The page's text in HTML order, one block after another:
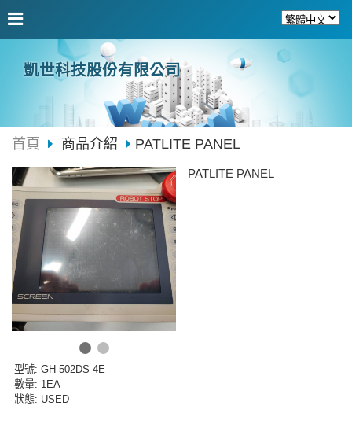
凱世科技股份有限公司
首頁 商品介紹 PATLITE PANEL
PATLITE PANEL
型號: GH-502DS-4E
數量: 1EA
狀態: USED